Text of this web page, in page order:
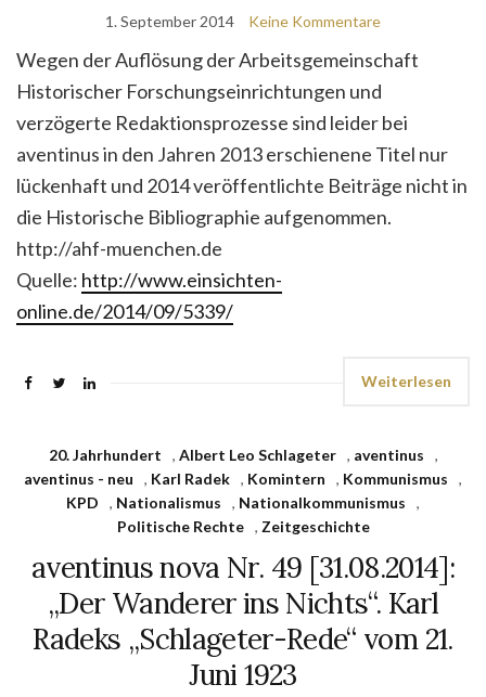
1. September 2014 Keine Kommentare
Wegen der Auflösung der Arbeitsgemeinschaft
Historischer Forschungseinrichtungen und
verzögerte Redaktionsprozesse sind leider bei
aventinus in den Jahren 2013 erschienene Titel nur
lückenhaft und 2014 veröffentlichte Beiträge nicht in
die Historische Bibliographie aufgenommen.
http://ahf-muenchen.de
Quelle: http://www.einsichten-
online.de/2014/09/5339/
Weiterlesen
20. Jahrhundert , Albert Leo Schlageter , aventinus
,
aventinus - neu
, Karl Radek , Komintern , Kommunismus
,
KPD
, Nationalismus , Nationalkommunismus
,
Politische Rechte
, Zeitgeschichte
aventinus nova Nr. 49 [31.08.2014]:
„Der Wanderer ins Nichts“. Karl
Radeks „Schlageter-Rede“ vom 21.
Juni 1923